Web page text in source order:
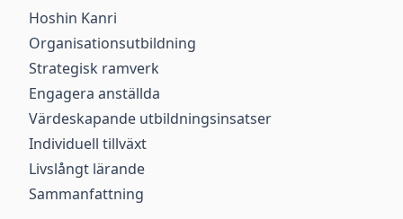
Hoshin Kanri
Organisationsutbildning
Strategisk ramverk
Engagera anställda
Värdeskapande utbildningsinsatser
Individuell tillväxt
Livslångt lärande
Sammanfattning